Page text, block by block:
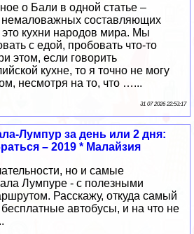
о Бали в одной статье –
немаловажных составляющих
кухни народов мира. Мы
с едой, пробовать что-то
этом, если говорить
кухне, то я точно не могу
несмотря на то, что …...
31 07 2026 22:53:17
Лумпур за день или 2 дня:
– 2019 * Малайзия
но и самые
Лумпуре - с полезными
Расскажу, откуда самый
автобусы, и на что не